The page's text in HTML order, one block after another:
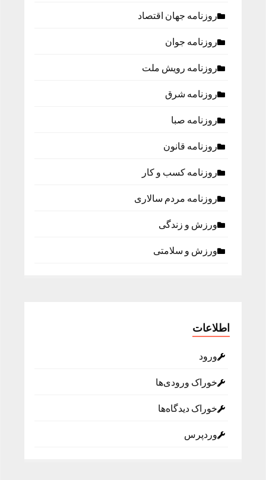
روزنامه جهان اقتصاد
روزنامه جوان
روزنامه رویش ملت
روزنامه شرق
روزنامه صبا
روزنامه قانون
روزنامه كسب و كار
روزنامه مردم سالاری
ورزش و زندگی
ورزش و سلامتی
اطلاعات
ورود
خوراک ورودی‌ها
خوراک دیدگاه‌ها
وردپرس